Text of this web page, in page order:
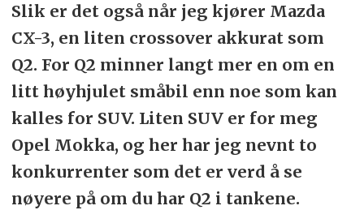
Slik er det også når jeg kjører Mazda
CX-3, en liten crossover akkurat som
Q2. For Q2 minner langt mer en om en
litt høyhjulet småbil enn noe som kan
kalles for SUV. Liten SUV er for meg
Opel Mokka, og her har jeg nevnt to
konkurrenter som det er verd å se
nøyere på om du har Q2 i tankene.